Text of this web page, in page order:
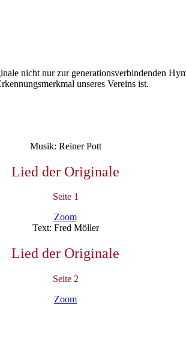
nicht nur zur generationsverbindenden
unseres Vereins ist.
Musik: Reiner Pott
Lied der Originale
Seite 1
Zoom
Text: Fred Möller
Lied der Originale
Seite 2
Zoom